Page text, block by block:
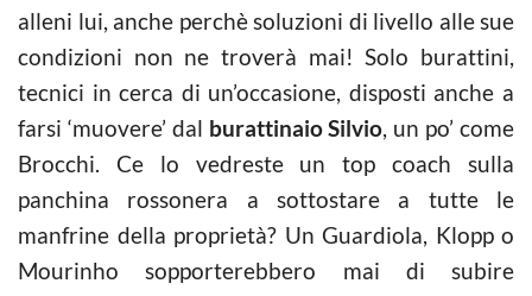
alleni lui, anche perchè soluzioni di livello alle sue
condizioni non ne troverà mai! Solo burattini,
tecnici in cerca di un’occasione, disposti anche a
farsi ‘muovere’ dal burattinaio Silvio, un po’ come
Brocchi. Ce lo vedreste un top coach sulla
panchina rossonera a sottostare a tutte le
manfrine della proprietà? Un Guardiola, Klopp o
Mourinho sopporterebbero mai di subire